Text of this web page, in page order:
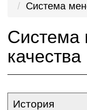
Система
Система
качества
История